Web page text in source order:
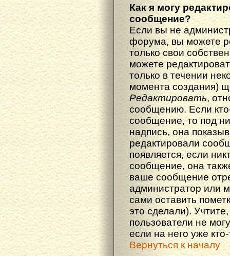
Как я могу
сообщение?
Если вы не
форума, вы можете
только свои
можете
только в течении
момента создания)
Редактировать,
сообщению. Если
сообщение, то под
надпись, она
редактировали
появляется, если
сообщение, она
ваше сообщение
администратор или
сами оставить
это сделали).
пользователи не
если на него уже
Вернуться к началу